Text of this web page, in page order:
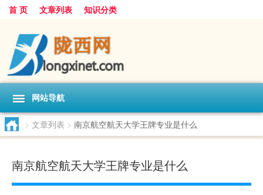
首 页 文章列表 知识分类
网站导航
> 文章列表 > 南京航空航天大学王牌专业是什么
南京航空航天大学王牌专业是什么